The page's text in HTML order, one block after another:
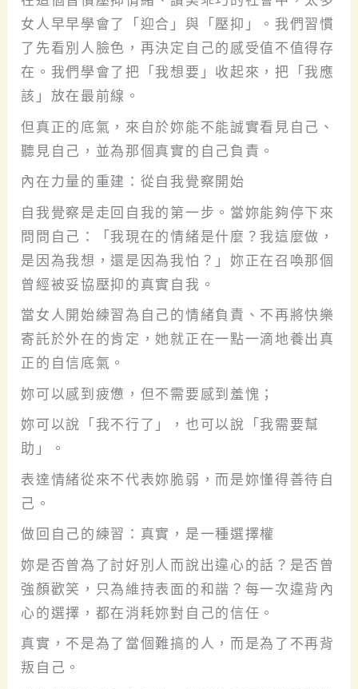
女人早早學會了「迎合」與「壓抑」。我們習慣
了先看別人臉色，再決定自己的感受值不值得存
在。我們學會了把「我想要」收起來，把「我應
該」放在最前線。
但真正的底氣，來自於妳能不能誠實看見自己、
聽見自己，並為那個真實的自己負責。
內在力量的重建：從自我覺察開始
自我覺察是走回自我的第一步。當妳能夠停下來
問問自己：「我現在的情緒是什麼？我這麼做，
是因為我想，還是因為我怕？」妳正在召喚那個
曾經被妥協壓抑的真實自我。
當女人開始練習為自己的情緒負責、不再將快樂
寄託於外在的肯定，她就正在一點一滴地養出真
正的自信底氣。
妳可以感到疲憊，但不需要感到羞愧；
妳可以說「我不行了」，也可以說「我需要幫
助」。
表達情緒從來不代表妳脆弱，而是妳懂得善待自
己。
做回自己的練習：真實，是一種選擇權
妳是否曾為了討好別人而說出違心的話？是否曾
強顏歡笑，只為維持表面的和諧？每一次違背內
心的選擇，都在消耗妳對自己的信任。
真實，不是為了當個難搞的人，而是為了不再背
叛自己。